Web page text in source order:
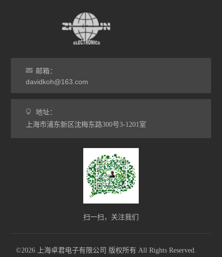
邮箱：
davidkoh@163.com
地址：
上海市浦东新区沈梅东路300号3-1201室
扫一扫，关注我们
©2026 上海卓君电子有限公司 版权所有 All Rights Reserved.